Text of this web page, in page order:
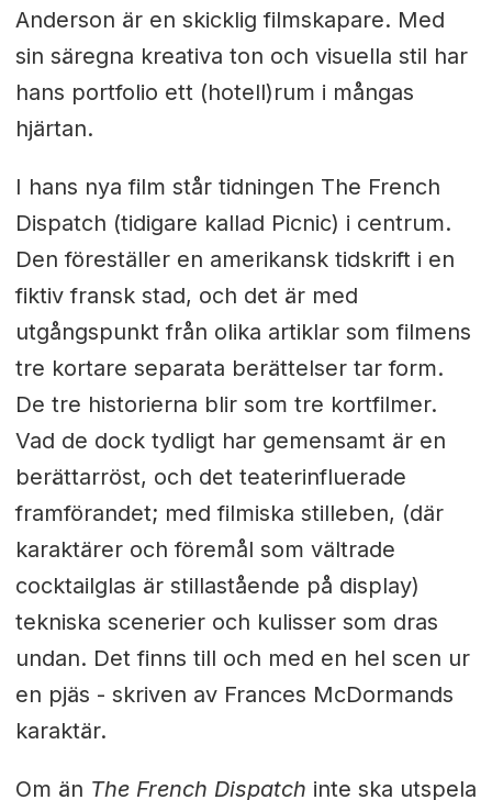
Anderson är en skicklig filmskapare. Med
sin säregna kreativa ton och visuella stil har
hans portfolio ett (hotell)rum i mångas
hjärtan.
I hans nya film står tidningen The French
Dispatch (tidigare kallad Picnic) i centrum.
Den föreställer en amerikansk tidskrift i en
fiktiv fransk stad, och det är med
utgångspunkt från olika artiklar som filmens
tre kortare separata berättelser tar form.
De tre historierna blir som tre kortfilmer.
Vad de dock tydligt har gemensamt är en
berättarröst, och det teaterinfluerade
framförandet; med filmiska stilleben, (där
karaktärer och föremål som vältrade
cocktailglas är stillastående på display)
tekniska scenerier och kulisser som dras
undan. Det finns till och med en hel scen ur
en pjäs - skriven av Frances McDormands
karaktär.
Om än The French Dispatch inte ska utspela